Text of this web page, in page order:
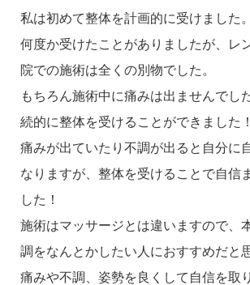
私は初めて整体を計画的に受けました
何度か受けたことがありましたが、レ
院での施術は全くの別物でした。
もちろん施術中に痛みは出ませんでし
続的に整体を受けることができました！
痛みが出ていたり不調が出ると自分に
なりますが、整体を受けることで自信
した！
施術はマッサージとは違いますので、
調をなんとかしたい人におすすめだと
痛みや不調、姿勢を良くして自信を取